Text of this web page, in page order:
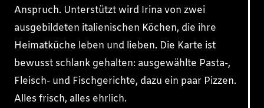
Anspruch. Unterstützt wird Irina von zwei
ausgebildeten italienischen Köchen, die ihre
Heimatküche leben und lieben. Die Karte ist
bewusst schlank gehalten: ausgewählte Pasta-,
Fleisch- und Fischgerichte, dazu ein paar Pizzen.
Alles frisch, alles ehrlich.